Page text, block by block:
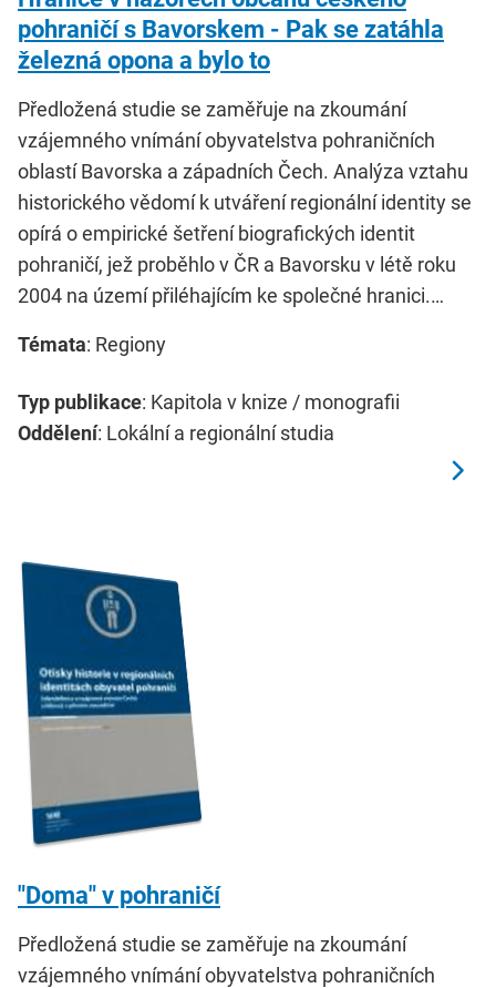
pohraničí s Bavorskem - Pak se zatáhla
železná opona a bylo to
Předložená studie se zaměřuje na zkoumání
vzájemného vnímání obyvatelstva pohraničních
oblastí Bavorska a západních Čech. Analýza vztahu
historického vědomí k utváření regionální identity se
opírá o empirické šetření biografických identit
pohraničí, jež proběhlo v ČR a Bavorsku v létě roku
2004 na území přiléhajícím ke společné hranici.…
Témata: Regiony
Typ publikace: Kapitola v knize / monografii
Oddělení: Lokální a regionální studia
"Doma" v pohraničí
Předložená studie se zaměřuje na zkoumání
vzájemného vnímání obyvatelstva pohraničních